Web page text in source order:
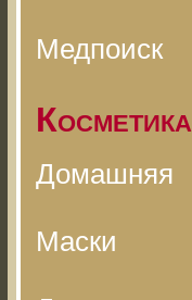
Медпоиск
Косметика
Домашняя
Маски